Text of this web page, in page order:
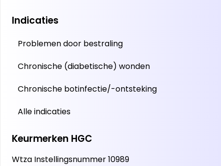
Indicaties
Problemen door bestraling
Chronische (diabetische) wonden
Chronische botinfectie/-ontsteking
Alle indicaties
Keurmerken HGC
Wtza Instellingsnummer 10989